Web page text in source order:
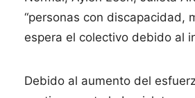
“personas con discapacidad,
espera el colectivo debido al
Debido al aumento del